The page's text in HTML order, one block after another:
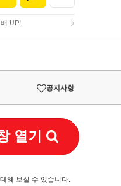
UP!
UP!
공지사항
열기
해 보실 수 있습니다.